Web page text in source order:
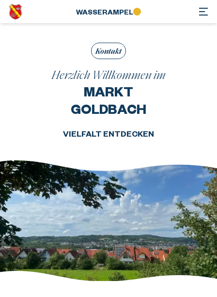
WASSER­AMPEL
Kontakt
Herzlich Willkommen im
MARKT
GOLDBACH
VIELFALT ENTDECKEN